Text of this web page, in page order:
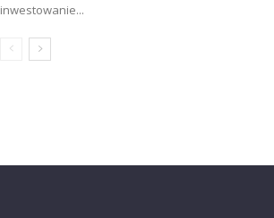
inwestowanie...